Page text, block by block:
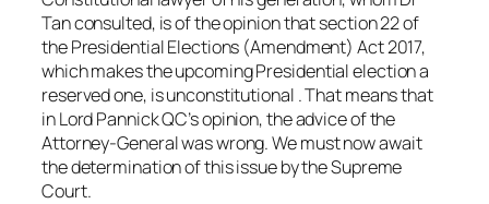
Tan consulted, is of the opinion that section 22 of
the Presidential Elections (Amendment) Act 2017,
which makes the upcoming Presidential election a
reserved one, is unconstitutional . That means that
in Lord Pannick QC’s opinion, the advice of the
Attorney-General was wrong. We must now await
the determination of this issue by the Supreme
Court.